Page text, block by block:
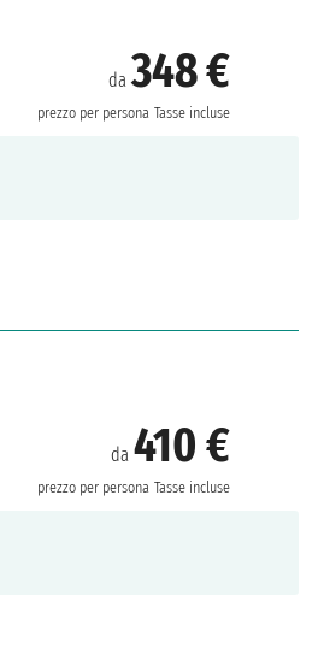
da348 €
prezzo per persona Tasse incluse
da410 €
prezzo per persona Tasse incluse